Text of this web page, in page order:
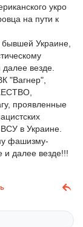
укро
на пути к
Украине,
везде.
"Вагнер",
проявленные
в Украине.
фашизму-
и далее везде!!!